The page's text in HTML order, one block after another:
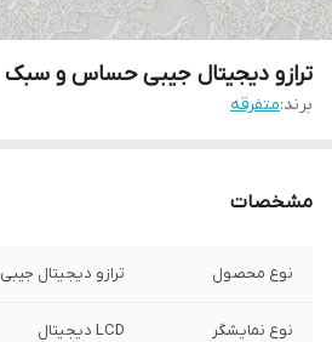
ترازو دیجیتال جیبی حساس و سبک
برند:متفرقه
مشخصات
نوع محصول ترازو دیجیتال جیبی
نوع نمایشگر LCD دیجیتال